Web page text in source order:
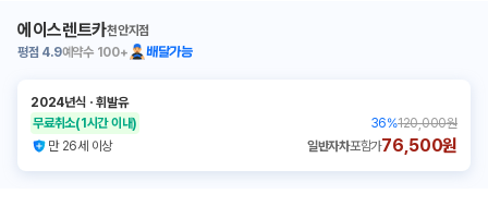
에이스렌트카천안지점
평점 4.9예약수 100+ 배달가능
2024년식 ㆍ휘발유
무료취소(1시간 이내) 36%120,000원
만 26세 이상
일반자차포함가76,500원